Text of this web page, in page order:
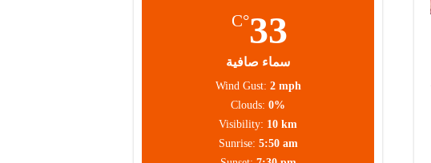
33
°C
سماء صافية
Wind Gust: 2 mph
Clouds: 0%
Visibility: 10 km
Sunrise: 5:50 am